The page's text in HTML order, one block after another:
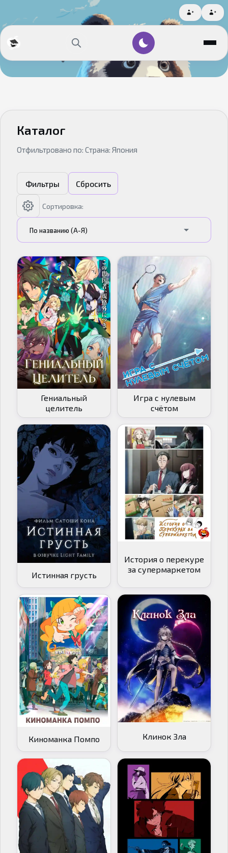
Каталог
Отфильтровано по: Страна: Япония
Фильтры Сбросить
Сортировка:
По названию (А-Я)
Гениальный
целитель
Игра с нулевым
счётом
Истинная грусть
История о перекуре
за супермаркетом
Киноманка Помпо Клинок Зла